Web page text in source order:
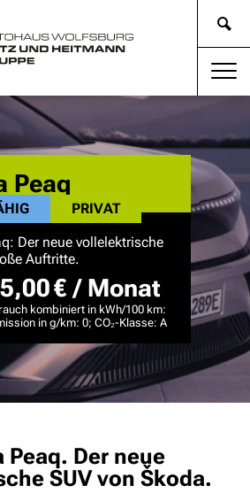
Peaq
Der neue vollelektrische
Auftritte.
€ / Monat
kombiniert in kWh/100 km:
in g/km: 0; CO₂-Klasse: A
PRIVAT
Peaq. Der neue
SUV von Škoda.